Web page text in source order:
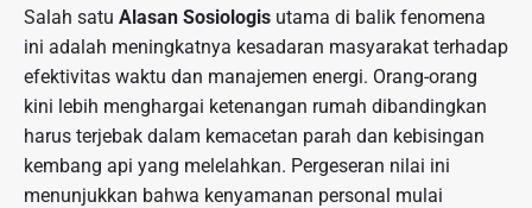
Salah satu Alasan Sosiologis utama di balik fenomena
ini adalah meningkatnya kesadaran masyarakat terhadap
efektivitas waktu dan manajemen energi. Orang-orang
kini lebih menghargai ketenangan rumah dibandingkan
harus terjebak dalam kemacetan parah dan kebisingan
kembang api yang melelahkan. Pergeseran nilai ini
menunjukkan bahwa kenyamanan personal mulai